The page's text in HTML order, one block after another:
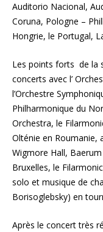
Auditorio Nacional,
Coruna, Pologne –
Hongrie, le Portugal,
Les points forts de la
concerts avec l’
l’Orchestre
Philharmonique du
Orchestra, le
Olténie en Roumanie,
Wigmore Hall,
Bruxelles, le
solo et musique de
Borisoglebsky) en
Après le concert très